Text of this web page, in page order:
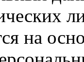
на